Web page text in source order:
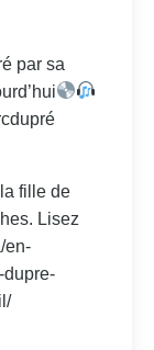
par sa
fille de
Lisez
en-
dupre-